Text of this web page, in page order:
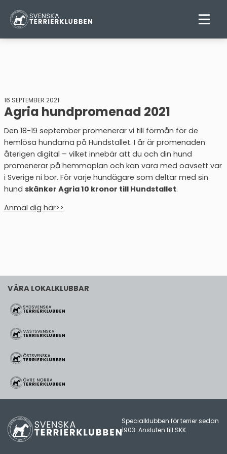
16 SEPTEMBER 2021
Agria hundpromenad 2021
Den 18-19 september promenerar vi till förmån för de
hemlösa hundarna på Hundstallet. I år är promenaden
återigen digital – vilket innebär att du och din hund
promenerar på hemmaplan och kan vara med oavsett var
i Sverige ni bor. För varje hundägare som deltar med sin
hund skänker Agria 10 kronor till Hundstallet.
Anmäl dig här>>
VÅRA LOKALKLUBBAR
Specialklubben för terrier sedan
1903. Ansluten till SKK.